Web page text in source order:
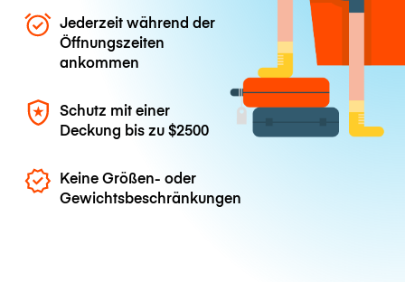
Jederzeit während der
Öffnungszeiten
ankommen
Schutz mit einer
Deckung bis zu$2500
Keine Größen- oder
Gewichtsbeschränkungen